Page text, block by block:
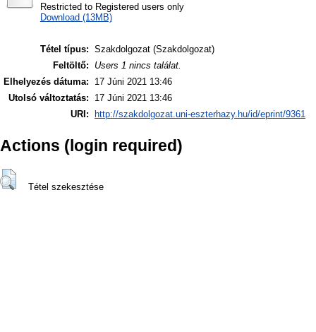
Restricted to Registered users only
Download (13MB)
Tétel típus: Szakdolgozat (Szakdolgozat)
Feltöltő:
Users 1 nincs találat.
Elhelyezés dátuma:
17 Júni 2021 13:46
Utolsó változtatás:
17 Júni 2021 13:46
URI:
http://szakdolgozat.uni-eszterhazy.hu/id/eprint/9361
Actions (login required)
Tétel szekesztése